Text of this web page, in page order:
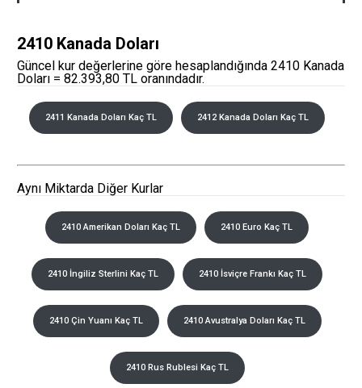
2410 Kanada Doları
Güncel kur değerlerine göre hesaplandığında 2410 Kanada
Doları = 82.393,80 TL oranındadır.
2411 Kanada Doları Kaç TL 2412 Kanada Doları Kaç TL
Aynı Miktarda Diğer Kurlar
2410 Amerikan Doları Kaç TL 2410 Euro Kaç TL
2410 İngiliz Sterlini Kaç TL 2410 İsviçre Frankı Kaç TL
2410 Çin Yuanı Kaç TL 2410 Avustralya Doları Kaç TL
2410 Rus Rublesi Kaç TL